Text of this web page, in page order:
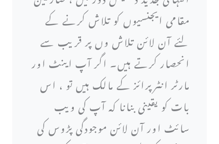
مقامی ایجنسیوں کو تلاش کرنے کے
لئے آن لائن تلاش وں پر قریب سے
انحصار کرتے ہیں۔ اگر آپ اینٹ اور
مارٹر انٹرپرائز کے مالک ہیں تو ، اس
بات کو یقینی بنانا کہ آپ کی ویب
سائٹ اور آن لائن موجودگی پڑوس کی